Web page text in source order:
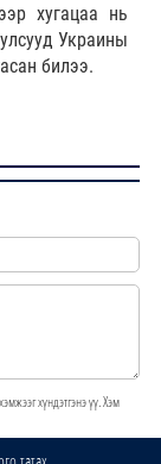
хугацаа нь
Украины
билээ.
хүндэтгэнэ үү. Хэм